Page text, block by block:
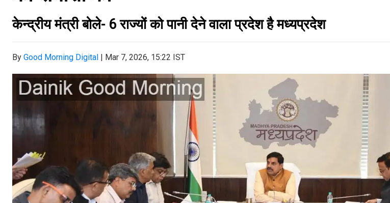
केन्द्रीय मंत्री बोले- 6 राज्यों को पानी देने वाला प्रदेश है मध्यप्रदेश
By Good Morning Digital | Mar 7, 2026, 15:22 IST